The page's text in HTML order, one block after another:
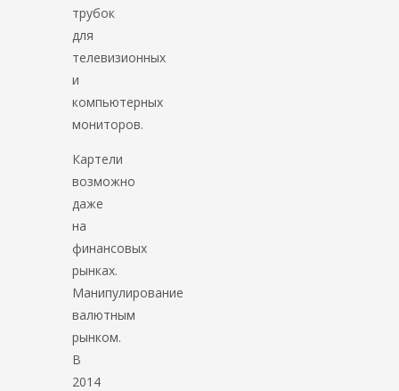
трубок
для
телевизионных
и
компьютерных
мониторов.
Картели
возможно
даже
на
финансовых
рынках.
Манипулирование
валютным
рынком.
В
2014